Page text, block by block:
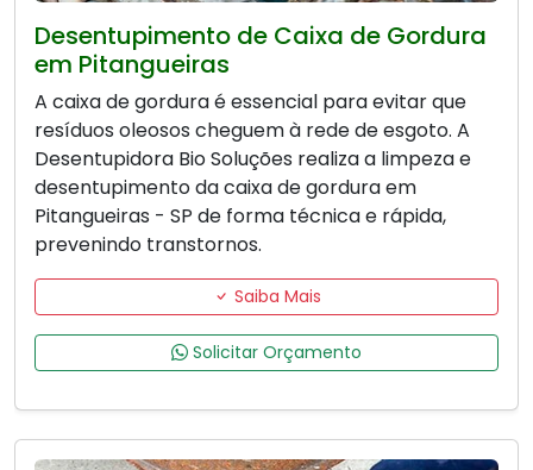
Desentupimento de Caixa de Gordura
em Pitangueiras
A caixa de gordura é essencial para evitar que
resíduos oleosos cheguem à rede de esgoto. A
Desentupidora Bio Soluções realiza a limpeza e
desentupimento da caixa de gordura em
Pitangueiras - SP de forma técnica e rápida,
prevenindo transtornos.
Saiba Mais
Solicitar Orçamento